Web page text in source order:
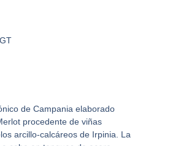
de Campania elaborado
procedente de viñas
arcillo-calcáreos de Irpinia. La